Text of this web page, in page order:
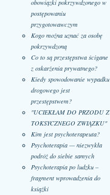
obowiązki pokrzywdzonego w
postępowaniu
przygotowawczym
Kogo można uznać za osobę
pokrzywdzoną
Co to są przestępstwa ścigane
z oskarżenia prywatnego?
Kiedy spowodowanie wypadku
drogowego jest
przestępstwem?
"UCIEKŁAM DO PRZODU Z
TOKSYCZNEGO ZWIĄZKU"
Kim jest psychoterapeuta?
Psychoterapia — niezwykła
podróż do siebie samych
Psychoterapia po ludzku –
fragment wprowadzenia do
książki